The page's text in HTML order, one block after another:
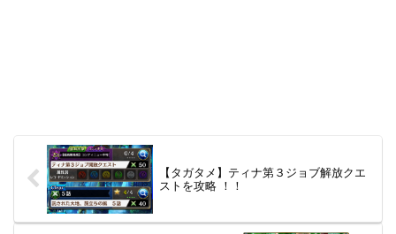
【タガタメ】ティナ第３ジョブ解放クエ
ストを攻略 ！！